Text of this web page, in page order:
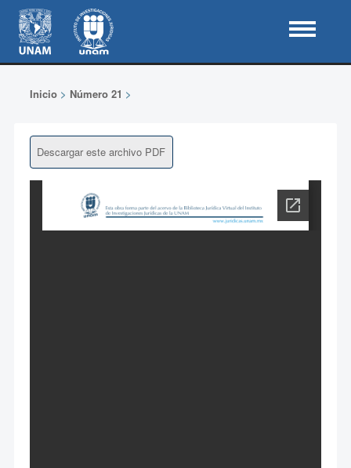
Inicio> Número 21 >
Descargar este archivo PDF